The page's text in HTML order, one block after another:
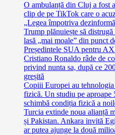
O ambulanță din Cluj a fost
clip de pe TikTok care o
„Legea împotriva
Trump plănuiește să
lasă „mai moale” din punct
Președintele SUA pentru
Cristiano Ronaldo râde de
privind nunta sa, după ce
greșită
Copiii Europei au
fizică. Un studiu pe aproape
schimbă condiția fizică a
Turcia extinde noua alianță
și Pakistan. Ankara invită
ar putea ajunge la două